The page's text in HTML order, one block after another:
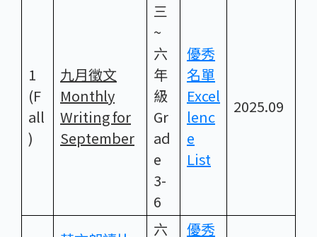
1
(F
all
)
九月徵文
Monthly
Writing for
September
三
~
六
年
級
Gr
ad
e
3-
6
優秀
名單
Excel
lenc
e
List
2025.09
六
優秀